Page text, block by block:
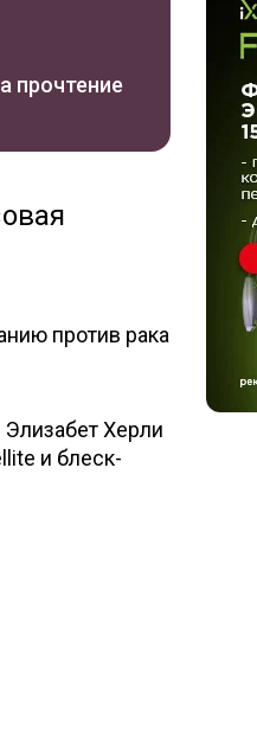
прочтение
против рака
Херли
и блеск-